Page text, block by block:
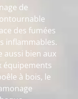
de
des fumées
inflammables.
aussi bien aux
équipements
à bois, le